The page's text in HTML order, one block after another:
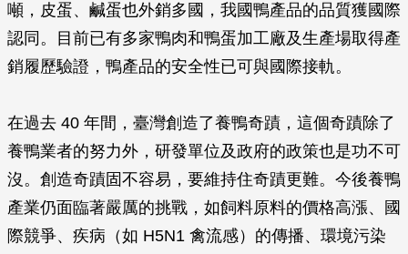
噸，皮蛋、鹹蛋也外銷多國，我國鴨產品的品質獲國際
認同。目前已有多家鴨肉和鴨蛋加工廠及生產場取得產
銷履歷驗證，鴨產品的安全性已可與國際接軌。
在過去 40 年間，臺灣創造了養鴨奇蹟，這個奇蹟除了
養鴨業者的努力外，研發單位及政府的政策也是功不可
沒。創造奇蹟固不容易，要維持住奇蹟更難。今後養鴨
產業仍面臨著嚴厲的挑戰，如飼料原料的價格高漲、國
際競爭、疾病（如 H5N1 禽流感）的傳播、環境污染